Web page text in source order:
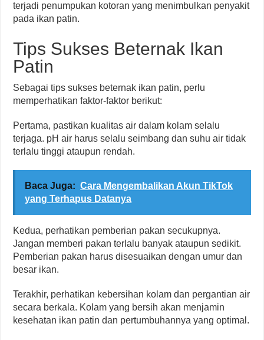
terjadi penumpukan kotoran yang menimbulkan penyakit
pada ikan patin.
Tips Sukses Beternak Ikan
Patin
Sebagai tips sukses beternak ikan patin, perlu
memperhatikan faktor-faktor berikut:
Pertama, pastikan kualitas air dalam kolam selalu
terjaga. pH air harus selalu seimbang dan suhu air tidak
terlalu tinggi ataupun rendah.
Baca Juga: Cara Mengembalikan Akun TikTok
yang Terhapus Datanya
Kedua, perhatikan pemberian pakan secukupnya.
Jangan memberi pakan terlalu banyak ataupun sedikit.
Pemberian pakan harus disesuaikan dengan umur dan
besar ikan.
Terakhir, perhatikan kebersihan kolam dan pergantian air
secara berkala. Kolam yang bersih akan menjamin
kesehatan ikan patin dan pertumbuhannya yang optimal.